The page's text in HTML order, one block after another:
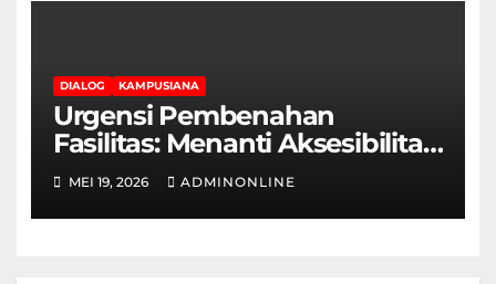
DIALOG KAMPUSIANA
Urgensi Pembenahan
Fasilitas: Menanti Aksesibilitas
Ramah Disabilitas di Gedung
Fakultas Teknik
MEI 19, 2026 ADMINONLINE